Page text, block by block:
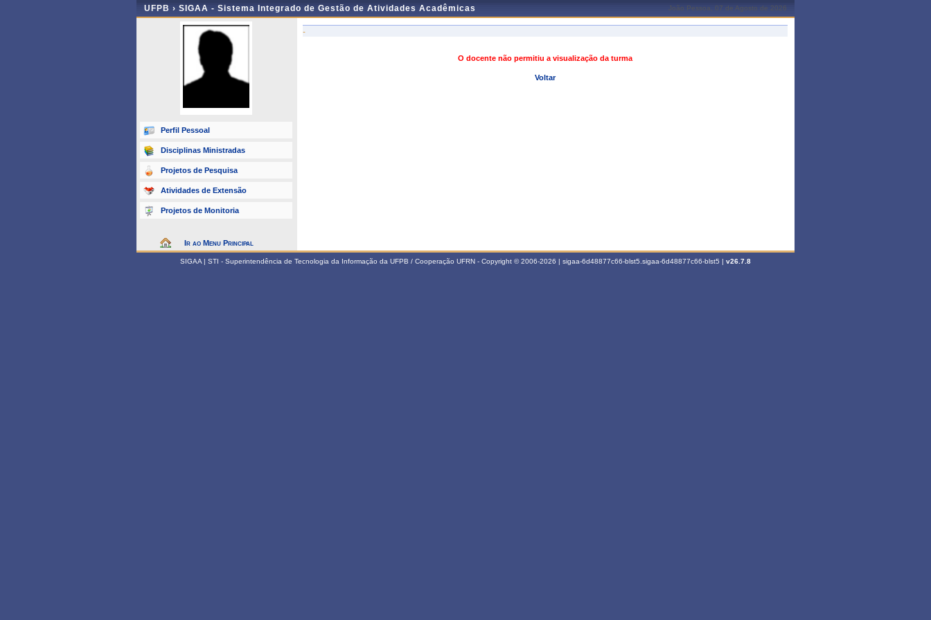
UFPB › SIGAA - Sistema Integrado de Gestão de Atividades Acadêmicas João Pessoa, 07 de Agosto de 2026
Perfil Pessoal
Disciplinas Ministradas
Projetos de Pesquisa
Atividades de Extensão
Projetos de Monitoria
Ir ao Menu Principal
-
O docente não permitiu a visualização da turma
Voltar
SIGAA | STI - Superintendência de Tecnologia da Informação da UFPB / Cooperação UFRN - Copyright © 2006-2026 | sigaa-6d48877c66-blst5.sigaa-6d48877c66-blst5 | v26.7.8